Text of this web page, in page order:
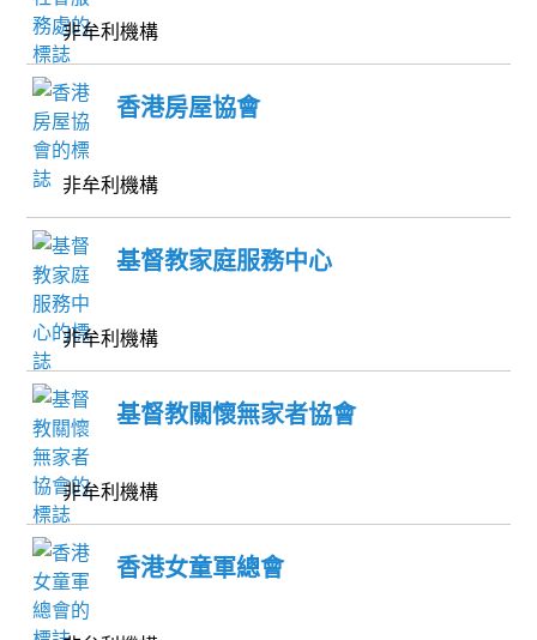
非牟利機構
香港房屋協會
非牟利機構
基督教家庭服務中心
非牟利機構
基督教關懷無家者協會
非牟利機構
香港女童軍總會